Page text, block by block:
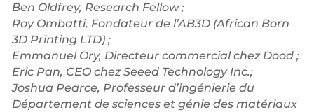
Ben Oldfrey, Research Fellow ;
Roy Ombatti, Fondateur de l’AB3D (African Born
3D Printing LTD) ;
Emmanuel Ory, Directeur commercial chez Dood ;
Eric Pan, CEO chez Seeed Technology Inc.;
Joshua Pearce, Professeur d’ingénierie du
Département de sciences et génie des matériaux